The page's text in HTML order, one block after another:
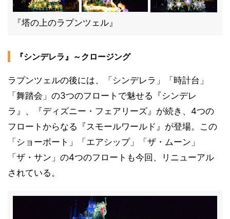
『塔の上のラプンツェル』
『シンデレラ』～クロージング
ラプンツェルの後には、「シンデレラ」「時計台」
「舞踏会」の3つのフロートで魅せる『シンデレ
ラ』、『ディズニー・フェアリーズ』が続き、4つの
フロートからなる『スモールワールド』が登場。この
「ショーボート」「エアシップ」「ザ・ムーン」
「ザ・サン」の4つのフロートも今回、リニューアル
されている。